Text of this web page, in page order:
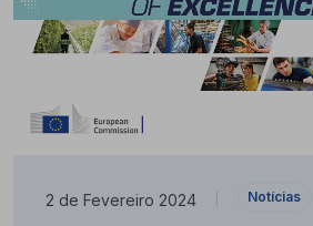
2 de Fevereiro 2024 Notícias